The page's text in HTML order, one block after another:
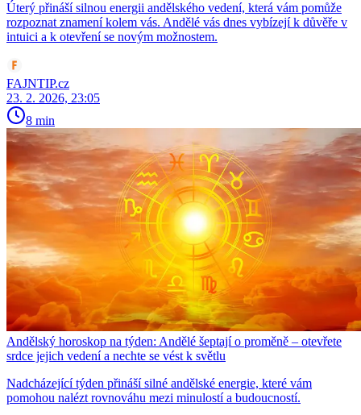
Úterý přináší silnou energii andělského vedení, která vám pomůže
rozpoznat znamení kolem vás. Andělé vás dnes vybízejí k důvěře v
intuici a k otevření se novým možnostem.
FAJNTIP.cz
23. 2. 2026, 23:05
8 min
Andělský horoskop na týden: Andělé šeptají o proměně – otevřete
srdce jejich vedení a nechte se vést k světlu
Nadcházející týden přináší silné andělské energie, které vám
pomohou nalézt rovnováhu mezi minulostí a budoucností.